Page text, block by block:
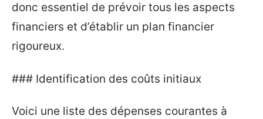
donc essentiel de prévoir tous les aspects
financiers et d’établir un plan financier
rigoureux.
### Identification des coûts initiaux
Voici une liste des dépenses courantes à